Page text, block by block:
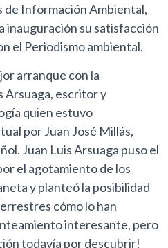
de Información Ambiental,
inauguración su satisfacción
el Periodismo ambiental.
arranque con la
Arsuaga, escritor y
quien estuvo
por Juan José Millás,
Juan Luis Arsuaga puso el
el agotamiento de los
y planteó la posibilidad
cómo lo han
interesante, pero
todavía por descubrir!